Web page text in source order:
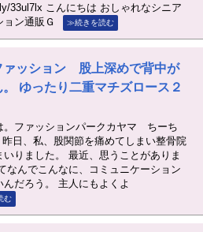
33ul7lx こんにちは おしゃれなシニア
ン通販Ｇ
≫続きを読む
ァッション 股上深めで背中が
ゆったり二重マチズロース２
。ファッションパークカヤマ ちーち
昨日、私、股関節を痛めてしまい整骨院
いりました。 最近、思うことがありま
なんでこんなに、コミュニケーション
んだろう。 主人にもよくよ
む